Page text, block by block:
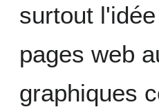
surtout
pages web
graphiques